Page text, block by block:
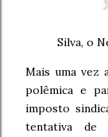
Silva, o
Mais uma vez
polêmica e
imposto
tentativa de